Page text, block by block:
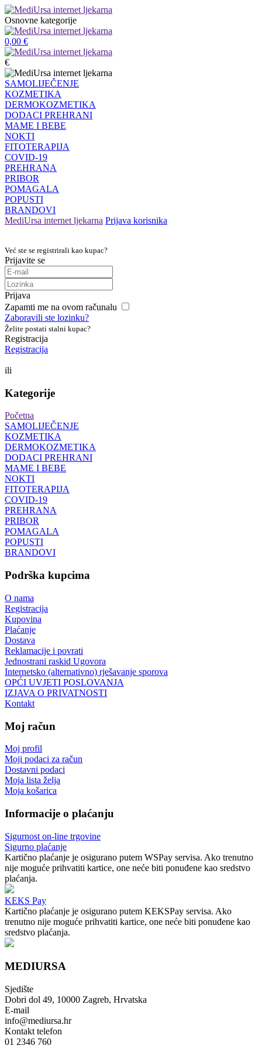
Osnovne kategorije
0,00 €
€
SAMOLIJEČENJE
KOZMETIKA
DERMOKOZMETIKA
DODACI PREHRANI
MAME I BEBE
NOKTI
FITOTERAPIJA
COVID-19
PREHRANA
PRIBOR
POMAGALA
POPUSTI
BRANDOVI
MediUrsa internet ljekarna Prijava korisnika
Već ste se registrirali kao kupac?
Prijavite se
Prijava
Zapamti me na ovom računalu
Zaboravili ste lozinku?
Želite postati stalni kupac?
Registracija
Registracija
ili
Kategorije
Početna
SAMOLIJEČENJE
KOZMETIKA
DERMOKOZMETIKA
DODACI PREHRANI
MAME I BEBE
NOKTI
FITOTERAPIJA
COVID-19
PREHRANA
PRIBOR
POMAGALA
POPUSTI
BRANDOVI
Podrška kupcima
O nama
Registracija
Kupovina
Plaćanje
Dostava
Reklamacije i povrati
Jednostrani raskid Ugovora
Internetsko (alternativno) rješavanje sporova
OPĆI UVJETI POSLOVANJA
IZJAVA O PRIVATNOSTI
Kontakt
Moj račun
Moj profil
Moji podaci za račun
Dostavni podaci
Moja lista želja
Moja košarica
Informacije o plaćanju
Sigurnost on-line trgovine
Sigurno plaćanje
Kartično plaćanje je osigurano putem WSPay servisa. Ako trenutno
nije moguće prihvatiti kartice, one neće biti ponuđene kao sredstvo
plaćanja.
KEKS Pay
Kartično plaćanje je osigurano putem KEKSPay servisa. Ako
trenutno nije moguće prihvatiti kartice, one neće biti ponuđene kao
sredstvo plaćanja.
MEDIURSA
Sjedište
Dobri dol 49, 10000 Zagreb, Hrvatska
E-mail
info@mediursa.hr
Kontakt telefon
01 2346 760